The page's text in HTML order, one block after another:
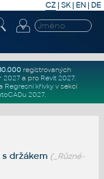
CZ | SK| EN | DE
registrovaných
2027a pro Revit 2027.
Regresní křivkyv sekci
2027.
držákem (_Různé-